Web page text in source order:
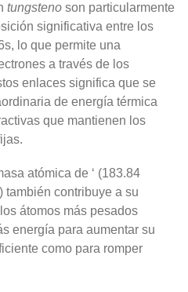
tungsteno son particularmente
significativa entre los
lo que permite una
a través de los
enlaces significa que se
de energía térmica
que mantienen los
atómica de ‘ (183.84
también contribuye a su
átomos más pesados
energía para aumentar su
como para romper